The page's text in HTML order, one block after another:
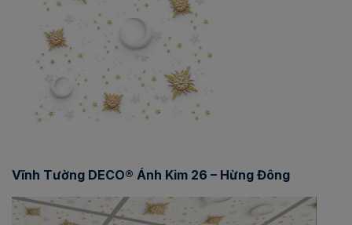
Vĩnh Tường DECO® Ánh Kim 26 – Hừng Đông